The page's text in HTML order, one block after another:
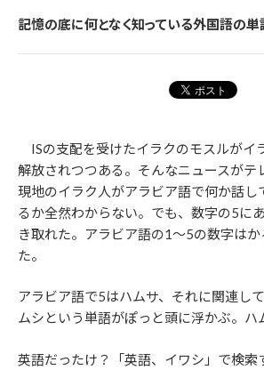
記憶の底に何となく知っている外国語の単
ISの支配を受けたイラクのモスルがイ
解放されつつある。そんなニュースがテ
現地のイラク人がアラビア語で何か話し
るか全然わからない。でも、数字の5に
き取れた。アラビア語の1～5の数字は
た。
アラビア語で5はハムサ、それに関連し
ムシという単語がぽっと頭に浮かぶ。ハ
英語だったけ？「英語、イワシ」で検索